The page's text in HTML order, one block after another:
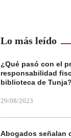
Lo más leído
¿Qué pasó con el
responsabilidad
biblioteca de Tunja?
29/08/2023
Abogados señalan